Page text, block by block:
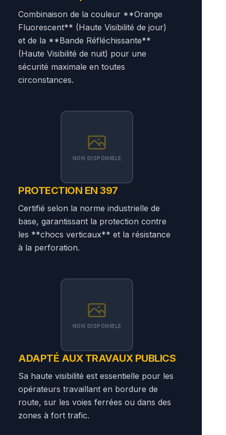
Combinaison de la couleur **Orange
Fluorescent** (Haute Visibilité de jour)
et de la **Bande Réfléchissante**
(Haute Visibilité de nuit) pour une
sécurité maximale en toutes
circonstances.
NON DISPONIBLE
PROTECTION EN 397
Certifié selon la norme industrielle de
base, garantissant la protection contre
les **chocs verticaux** et la résistance
à la perforation.
NON DISPONIBLE
ADAPTÉ AUX TRAVAUX PUBLICS
Sa haute visibilité est essentielle pour les
opérateurs travaillant en bordure de
route, sur les voies ferrées ou dans des
zones à fort trafic.